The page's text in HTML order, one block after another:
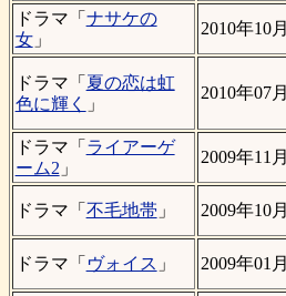
ドラマ「 ナサケの
女」
2010年10月
ドラマ「 夏の恋は虹
色に輝く
」
2010年07月
ドラマ「 ライアーゲ
ーム2 」
2009年11月
ドラマ「 不毛地帯 」 2009年10月
ドラマ「 ヴォイス 」 2009年01月